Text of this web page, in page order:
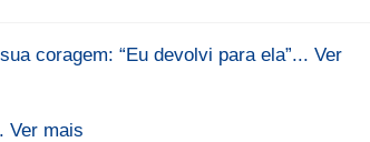
coragem: “Eu devolvi para ela”... Ver
Ver mais